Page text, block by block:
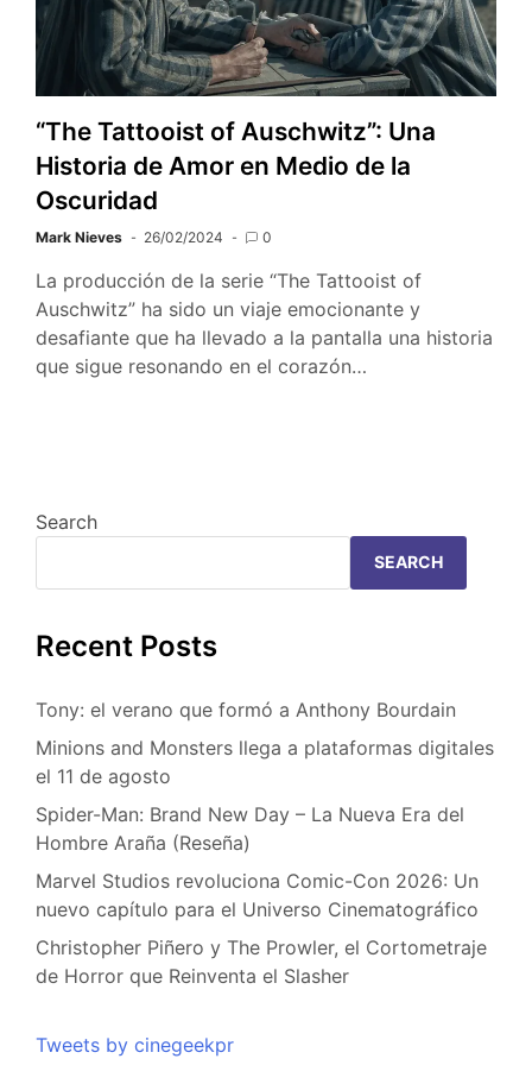
“The Tattooist of Auschwitz”: Una
Historia de Amor en Medio de la
Oscuridad
Mark Nieves 26/02/2024 0
La producción de la serie “The Tattooist of
Auschwitz” ha sido un viaje emocionante y
desafiante que ha llevado a la pantalla una historia
que sigue resonando en el corazón…
Search
SEARCH
Recent Posts
Tony: el verano que formó a Anthony Bourdain
Minions and Monsters llega a plataformas digitales
el 11 de agosto
Spider-Man: Brand New Day – La Nueva Era del
Hombre Araña (Reseña)
Marvel Studios revoluciona Comic-Con 2026: Un
nuevo capítulo para el Universo Cinematográfico
Christopher Piñero y The Prowler, el Cortometraje
de Horror que Reinventa el Slasher
Tweets by cinegeekpr